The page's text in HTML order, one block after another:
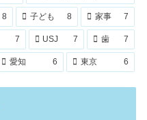
8 子ども 8 家事 7
7 USJ 7 歯 7
愛知 6 東京 6